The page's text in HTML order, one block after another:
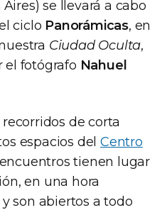
se llevará a cabo
ciclo Panorámicas, en
Ciudad Oculta,
el fotógrafo Nahuel
de corta
espacios del Centro
encuentros tienen lugar
en una hora
son abiertos a todo